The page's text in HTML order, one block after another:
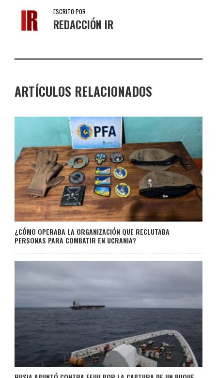
ESCRITO POR
REDACCIÓN IR
ARTÍCULOS RELACIONADOS
¿CÓMO OPERABA LA ORGANIZACIÓN QUE RECLUTABA
PERSONAS PARA COMBATIR EN UCRANIA?